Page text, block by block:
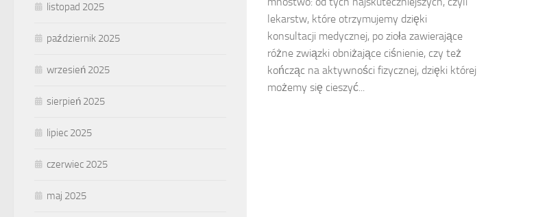
lekarstw, które otrzymujemy dzięki
konsultacji medycznej, po zioła zawierające
różne związki obniżające ciśnienie, czy też
kończąc na aktywności fizycznej, dzięki której
możemy się cieszyć...
listopad 2025
październik 2025
wrzesień 2025
sierpień 2025
lipiec 2025
czerwiec 2025
maj 2025